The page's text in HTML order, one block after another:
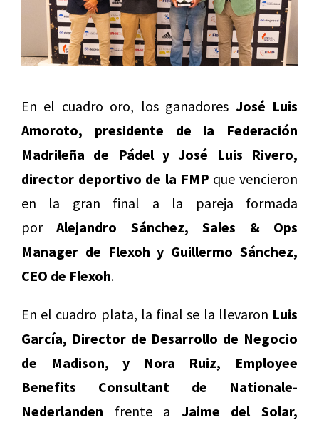
En el cuadro oro, los ganadores José Luis
Amoroto, presidente de la Federación
Madrileña de Pádel y José Luis Rivero,
director deportivo de la FMP que vencieron
en la gran final a la pareja formada
porAlejandro Sánchez, Sales & Ops
Manager de Flexoh y Guillermo Sánchez,
CEO de Flexoh.
En el cuadro plata, la final se la llevaron Luis
García, Director de Desarrollo de Negocio
de Madison, y Nora Ruiz, Employee
Benefits Consultant de Nationale-
Nederlanden frente a Jaime del Solar,